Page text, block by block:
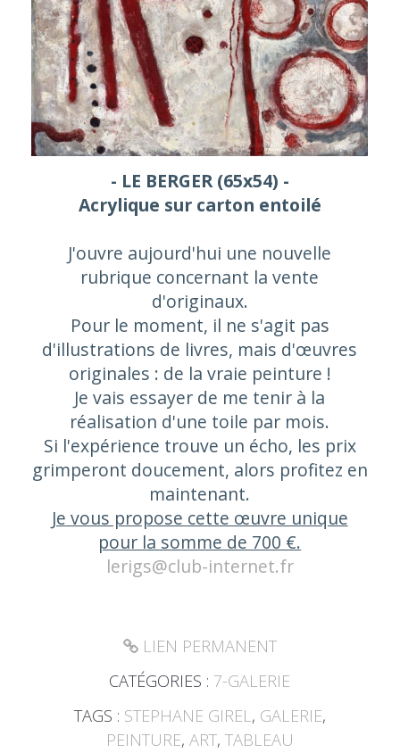
- LE BERGER (65x54) -
Acrylique sur carton entoilé
J'ouvre aujourd'hui une nouvelle
rubrique concernant la vente
d'originaux.
Pour le moment, il ne s'agit pas
d'illustrations de livres, mais d'œuvres
originales : de la vraie peinture !
Je vais essayer de me tenir à la
réalisation d'une toile par mois.
Si l'expérience trouve un écho, les prix
grimperont doucement, alors profitez en
maintenant.
Je vous propose cette œuvre unique
pour la somme de 700 €.
lerigs@club-internet.fr
LIEN PERMANENT
CATÉGORIES :7-GALERIE
TAGS : STEPHANE GIREL, GALERIE,
PEINTURE, ART, TABLEAU